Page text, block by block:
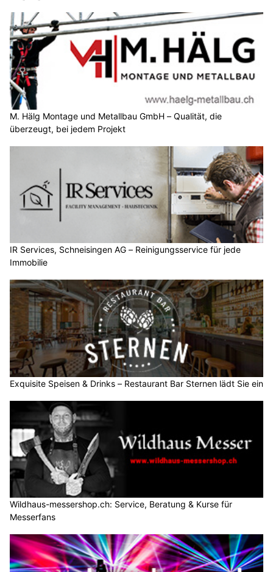
M. Hälg Montage und Metallbau GmbH – Qualität, die
überzeugt, bei jedem Projekt
IR Services, Schneisingen AG – Reinigungsservice für jede
Immobilie
Exquisite Speisen & Drinks – Restaurant Bar Sternen lädt Sie ein
Wildhaus-messershop.ch: Service, Beratung & Kurse für
Messerfans